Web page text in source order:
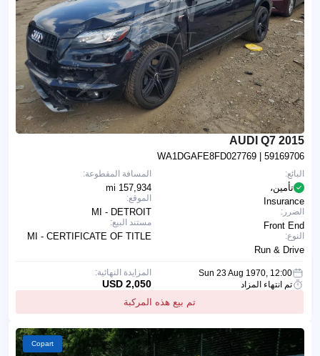
2015 AUDI Q7
WA1DGAFE8FD027769 | 59169706
المسافة المقطوعة:
157,934 mi
الموقع:
MI - DETROIT
مستند البيع:
MI - CERTIFICATE OF TITLE
البائع:
تأمين،
Insurance
الضرر:
Front End
النوع:
Run & Drive
Sun 23 Aug 1970, 12:00
تم انتهاء المزاد
تم بيع هذه المركبة
المزايدة النهائية:
2,050 USD
Copart